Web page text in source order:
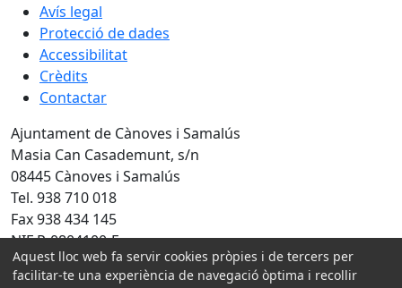
Avís legal
Protecció de dades
Accessibilitat
Crèdits
Contactar
Ajuntament de Cànoves i Samalús
Masia Can Casademunt, s/n
08445 Cànoves i Samalús
Tel. 938 710 018
Fax 938 434 145
NIF P-0804100-F
Amb la col·laboració de:
Aquest lloc web fa servir cookies pròpies i de tercers per
facilitar-te una experiència de navegació òptima i recollir